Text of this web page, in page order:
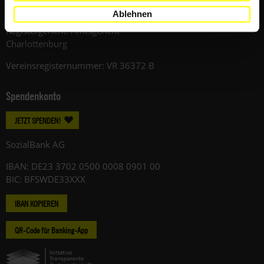
Ablehnen
Telefon: +49 (0)30 / 420248-0
Registergericht: Amtsgericht
Charlottenburg
Vereinsregisternummer: VR 36372 B
Spendenkonto
JETZT SPENDEN!
SozialBank AG
IBAN: DE23 3702 0500 0008 0901 00
BIC: BFSWDE33XXX
IBAN KOPIEREN
QR-Code für Banking-App